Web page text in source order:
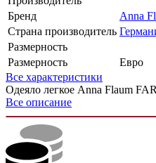
Бренд
Anna
Страна производитель
Размерность
Размерность
Евро
Все характеристики
Одеяло легкое Anna Flaum
Все описание